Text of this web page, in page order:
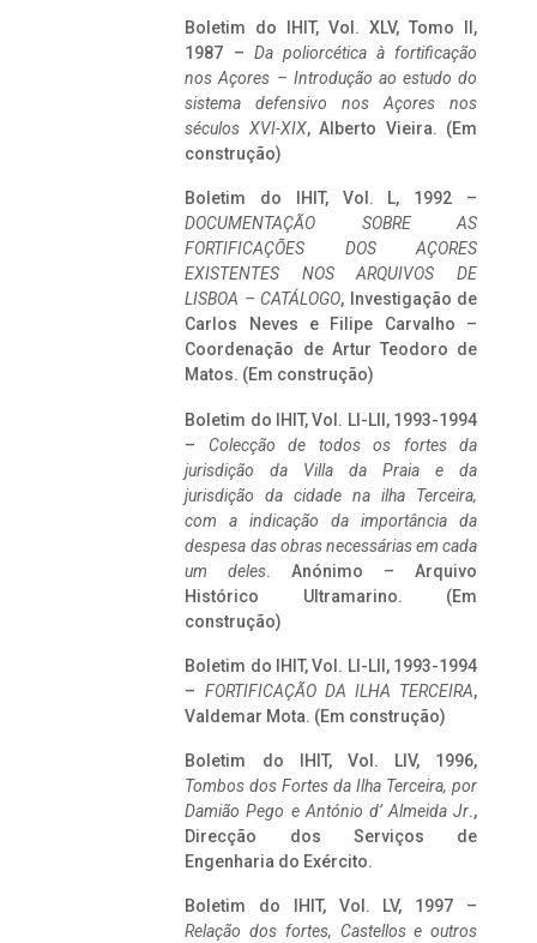
Boletim do IHIT, Vol. XLV, Tomo II,
1987 – Da poliorcética à fortificação
nos Açores – Introdução ao estudo do
sistema defensivo nos Açores nos
séculos XVI-XIX, Alberto Vieira. (Em
construção)
Boletim do IHIT, Vol. L, 1992 –
DOCUMENTAÇÃO SOBRE AS
FORTIFICAÇÕES DOS AÇORES
EXISTENTES NOS ARQUIVOS DE
LISBOA – CATÁLOGO, Investigação de
Carlos Neves e Filipe Carvalho –
Coordenação de Artur Teodoro de
Matos. (Em construção)
Boletim do IHIT, Vol. LI-LII, 1993-1994
– Colecção de todos os fortes da
jurisdição da Villa da Praia e da
jurisdição da cidade na ilha Terceira,
com a indicação da importância da
despesa das obras necessárias em cada
um deles. Anónimo – Arquivo
Histórico Ultramarino. (Em
construção)
Boletim do IHIT, Vol. LI-LII, 1993-1994
– FORTIFICAÇÃO DA ILHA TERCEIRA,
Valdemar Mota. (Em construção)
Boletim do IHIT, Vol. LIV, 1996,
Tombos dos Fortes da Ilha Terceira, por
Damião Pego e António d’ Almeida Jr.,
Direcção dos Serviços de
Engenharia do Exército.
Boletim do IHIT, Vol. LV, 1997 –
Relação dos fortes, Castellos e outros